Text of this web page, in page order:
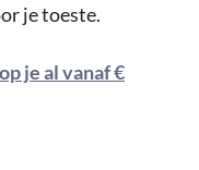
je toeste.
je al vanaf €